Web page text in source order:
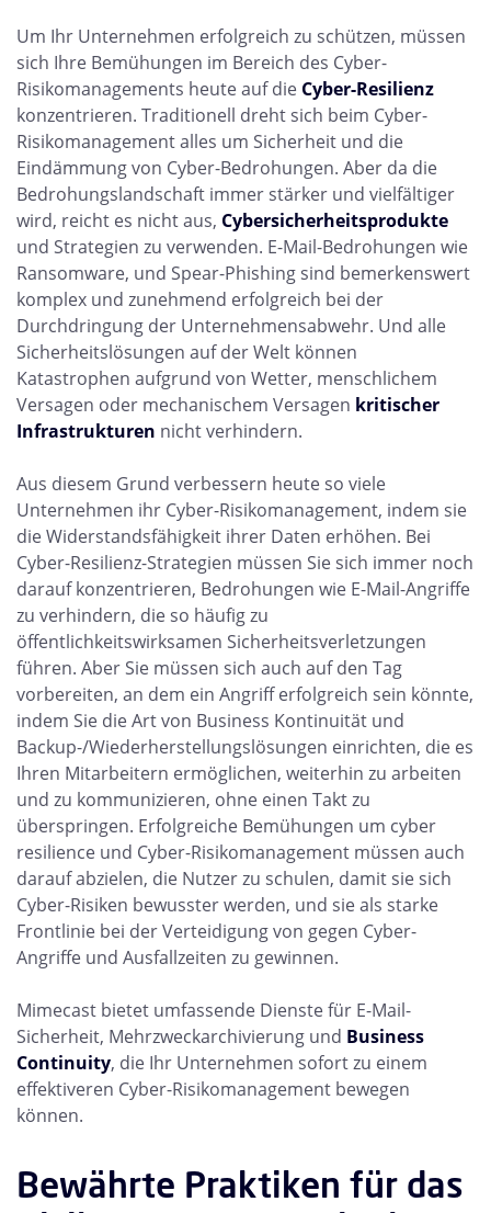
Um Ihr Unternehmen erfolgreich zu schützen, müssen
sich Ihre Bemühungen im Bereich des Cyber-
Risikomanagements heute auf die Cyber-Resilienz
konzentrieren. Traditionell dreht sich beim Cyber-
Risikomanagement alles um Sicherheit und die
Eindämmung von Cyber-Bedrohungen. Aber da die
Bedrohungslandschaft immer stärker und vielfältiger
wird, reicht es nicht aus, Cybersicherheitsprodukte
und Strategien zu verwenden. E-Mail-Bedrohungen wie
Ransomware, und Spear-Phishing sind bemerkenswert
komplex und zunehmend erfolgreich bei der
Durchdringung der Unternehmensabwehr. Und alle
Sicherheitslösungen auf der Welt können
Katastrophen aufgrund von Wetter, menschlichem
Versagen oder mechanischem Versagen kritischer
Infrastrukturen nicht verhindern.
Aus diesem Grund verbessern heute so viele
Unternehmen ihr Cyber-Risikomanagement, indem sie
die Widerstandsfähigkeit ihrer Daten erhöhen. Bei
Cyber-Resilienz-Strategien müssen Sie sich immer noch
darauf konzentrieren, Bedrohungen wie E-Mail-Angriffe
zu verhindern, die so häufig zu
öffentlichkeitswirksamen Sicherheitsverletzungen
führen. Aber Sie müssen sich auch auf den Tag
vorbereiten, an dem ein Angriff erfolgreich sein könnte,
indem Sie die Art von Business Kontinuität und
Backup-/Wiederherstellungslösungen einrichten, die es
Ihren Mitarbeitern ermöglichen, weiterhin zu arbeiten
und zu kommunizieren, ohne einen Takt zu
überspringen. Erfolgreiche Bemühungen um cyber
resilience und Cyber-Risikomanagement müssen auch
darauf abzielen, die Nutzer zu schulen, damit sie sich
Cyber-Risiken bewusster werden, und sie als starke
Frontlinie bei der Verteidigung von gegen Cyber-
Angriffe und Ausfallzeiten zu gewinnen.
Mimecast bietet umfassende Dienste für E-Mail-
Sicherheit, Mehrzweckarchivierung und Business
Continuity, die Ihr Unternehmen sofort zu einem
effektiveren Cyber-Risikomanagement bewegen
können.
Bewährte Praktiken für das